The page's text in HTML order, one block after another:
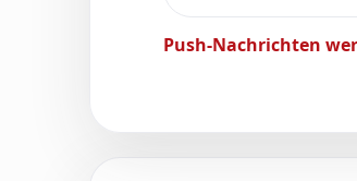
Push-Nachrichten